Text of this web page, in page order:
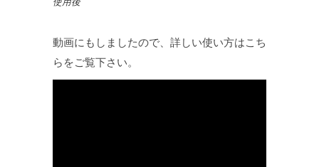
動画にもしましたので、詳しい使い方はこち
らをご覧下さい。